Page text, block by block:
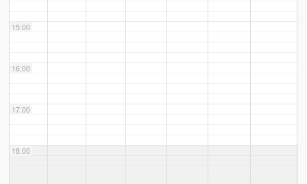
15:00
16:00
17:00
18:00